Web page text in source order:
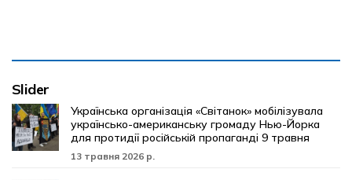
Slider
Українська організація «Світанок» мобілізувала
українсько-американську громаду Нью-Йорка
для протидії російській пропаганді 9 травня
13 травня 2026 р.